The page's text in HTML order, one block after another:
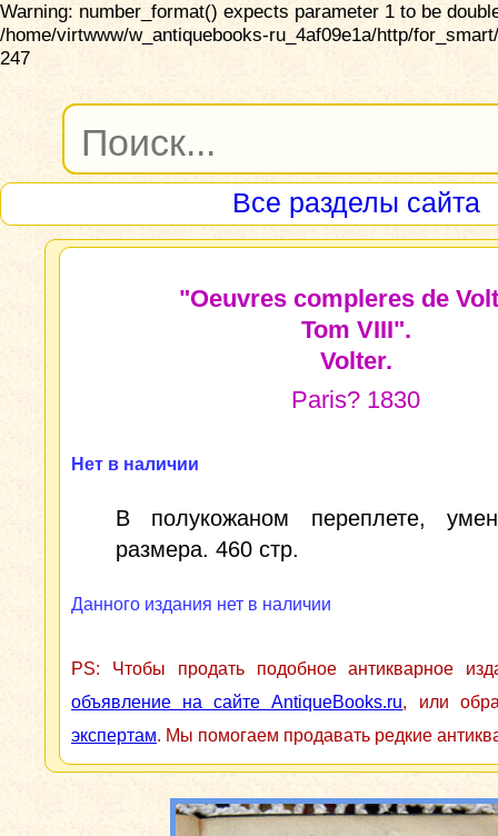
Warning: number_format() expects parameter 1 to be
/home/virtwww/w_antiquebooks-ru_4af09e1a/http/
247
Все разделы сайта
"Oeuvres compleres de
Tom VIII".
Volter.
Paris? 1830
Нет в наличии
В полукожаном переплете,
размера. 460 стр.
Данного издания нет в наличии
PS: Чтобы продать подобное антикварное
объявление на сайте AntiqueBooks.ru, или
экспертам. Мы помогаем продавать редкие